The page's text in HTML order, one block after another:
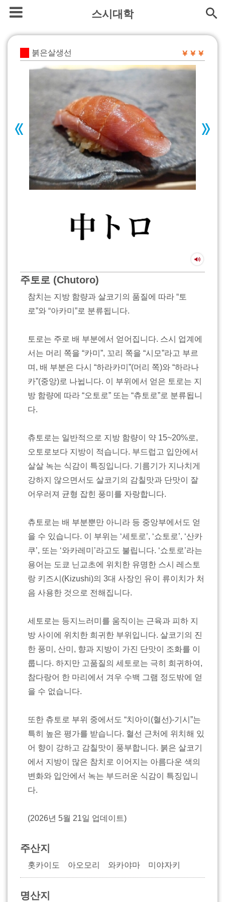
스시대학
붉은살생선
주토로 (Chutoro)
참치는 지방 함량과 살코기의 품질에 따라 “토
로”와 “아카미”로 분류됩니다.
토로는 주로 배 부분에서 얻어집니다. 스시 업계에
서는 머리 쪽을 “카미”, 꼬리 쪽을 “시모”라고 부르
며, 배 부분은 다시 “하라카미”(머리 쪽)와 “하라나
카”(중앙)로 나뉩니다. 이 부위에서 얻은 토로는 지
방 함량에 따라 “오토로” 또는 “츄토로”로 분류됩니
다.
츄토로는 일반적으로 지방 함량이 약 15~20%로,
오토로보다 지방이 적습니다. 부드럽고 입안에서
살살 녹는 식감이 특징입니다. 기름기가 지나치게
강하지 않으면서도 살코기의 감칠맛과 단맛이 잘
어우러져 균형 잡힌 풍미를 자랑합니다.
츄토로는 배 부분뿐만 아니라 등 중앙부에서도 얻
을 수 있습니다. 이 부위는 ‘세토로’, ‘쇼토로’, ‘산카
쿠’, 또는 ‘와카레미’라고도 불립니다. ‘쇼토로’라는
용어는 도쿄 닌교초에 위치한 유명한 스시 레스토
랑 키즈시(Kizushi)의 3대 사장인 유이 류이치가 처
음 사용한 것으로 전해집니다.
세토로는 등지느러미를 움직이는 근육과 피하 지
방 사이에 위치한 희귀한 부위입니다. 살코기의 진
한 풍미, 산미, 향과 지방이 가진 단맛이 조화를 이
룹니다. 하지만 고품질의 세토로는 극히 희귀하여,
참다랑어 한 마리에서 겨우 수백 그램 정도밖에 얻
을 수 없습니다.
또한 츄토로 부위 중에서도 “치아이(혈선)-기시”는
특히 높은 평가를 받습니다. 혈선 근처에 위치해 있
어 향이 강하고 감칠맛이 풍부합니다. 붉은 살코기
에서 지방이 많은 참치로 이어지는 아름다운 색의
변화와 입안에서 녹는 부드러운 식감이 특징입니
다.
(2026년 5월 21일 업데이트)
주산지
홋카이도 아오모리 와카야마 미야자키
명산지